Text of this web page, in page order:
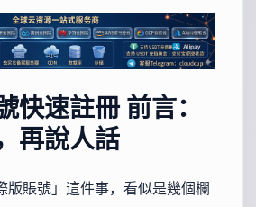
快速註冊前言：
再說人話
版賬號」這件事，看似是幾個欄